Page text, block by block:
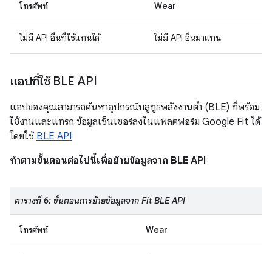
โทรศัพท์ Wear
ไม่มี API อื่นที่ใช้แทนได้ ไม่มี API อื่นมาแทน
แอปที่ใช้ BLE API
แอปของคุณสามารถค้นหาอุปกรณ์บลูทูธพลังงานต่ำ (BLE) ที่พร้อม
ใช้งานและแทรก ข้อมูลเซ็นเซอร์ลงในแพลตฟอร์ม Google Fit ได้
โดยใช้ BLE API
ทำตามขั้นตอนต่อไปนี้เพื่อย้ายข้อมูลจาก BLE API
ตารางที่ 6: ขั้นตอนการย้ายข้อมูลจาก Fit BLE API
โทรศัพท์ Wear